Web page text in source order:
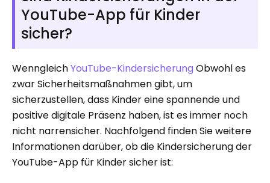
YouTube-App für Kinder
sicher?
WenngleichYouTube-Kindersicherung Obwohl es
zwar Sicherheitsmaßnahmen gibt, um
sicherzustellen, dass Kinder eine spannende und
positive digitale Präsenz haben, ist es immer noch
nicht narrensicher. Nachfolgend finden Sie weitere
Informationen darüber, ob die Kindersicherung der
YouTube-App für Kinder sicher ist: